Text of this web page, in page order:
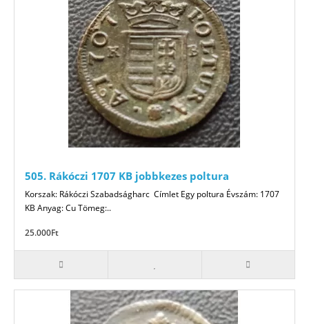
505. Rákóczi 1707 KB jobbkezes poltura
Korszak: Rákóczi Szabadságharc Címlet Egy poltura Évszám: 1707
KB Anyag: Cu Tömeg:..
25.000Ft